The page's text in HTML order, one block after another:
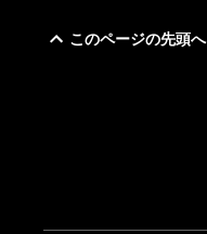
このページの先頭へ